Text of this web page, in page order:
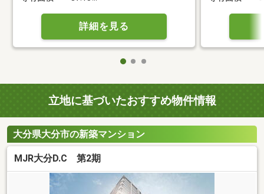
詳細を見る
立地に基づいたおすすめ物件情報
大分県大分市の新築マンション
MJR大分D.C 第2期